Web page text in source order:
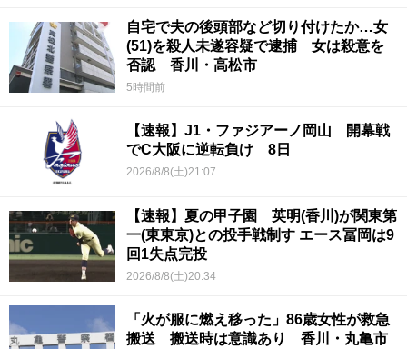
自宅で夫の後頭部など切り付けたか…女
(51)を殺人未遂容疑で逮捕 女は殺意を
否認 香川・高松市
5時間前
【速報】J1・ファジアーノ岡山 開幕戦
でC大阪に逆転負け 8日
2026/8/8(土)21:07
【速報】夏の甲子園 英明(香川)が関東第
一(東東京)との投手戦制す エース冨岡は9
回1失点完投
2026/8/8(土)20:34
「火が服に燃え移った」86歳女性が救急
搬送 搬送時は意識あり 香川・丸亀市